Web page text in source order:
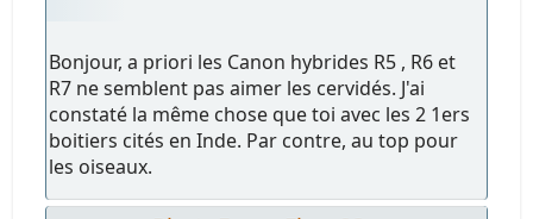
Bonjour, a priori les Canon hybrides R5 , R6 et
R7 ne semblent pas aimer les cervidés. J'ai
constaté la même chose que toi avec les 2 1ers
boitiers cités en Inde. Par contre, au top pour
les oiseaux.